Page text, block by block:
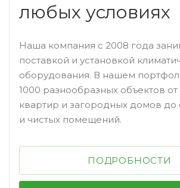
после включения
при работе устройства с него
засора в дренажном отводе;
на внешней или внутренней
прибора появилась плесень.
очистки кондиционера нужно,
именно на свой агрегат.
любых условиях
Наша компания с 2008 года
поставкой и установкой
оборудования. В нашем
1000 разнообразных объектов
квартир и загородных домов
и чистых помещений.
ПОДРОБНОСТИ